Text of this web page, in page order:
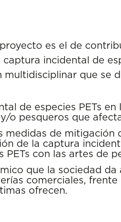
es el de
incidental de
que se
de especies PETs
o pesqueros que
medidas de mitigación
de la captura
con las artes de
que la sociedad da
comerciales,
ofrecen.